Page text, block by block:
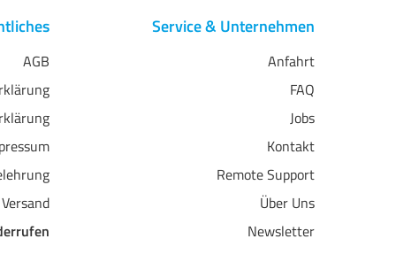
Beschichtungstechnologie
AGB
Service & Unternehmen
Anfahrt
FAQ
Jobs
Kontakt
Remote Support
Über Uns
Newsletter